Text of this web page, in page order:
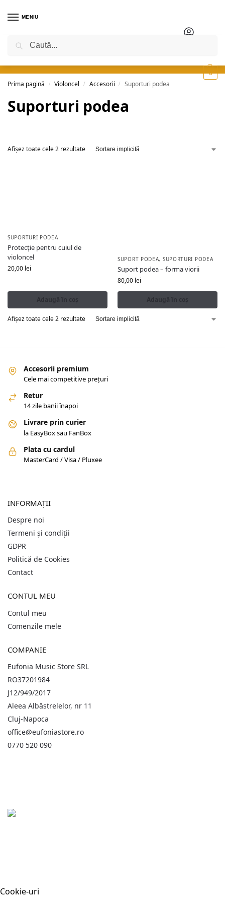
MENIU
0
Prima pagină
/ Violoncel / Accesorii / Suporturi podea
Suporturi podea
Afișez toate cele 2 rezultate
SUPORTURI PODEA
Protecție pentru cuiul de
violoncel
20,00 lei
Adaugă în coș
SUPORT PODEA, SUPORTURI PODEA
Suport podea – forma viorii
80,00 lei
Adaugă în coș
Afișez toate cele 2 rezultate
Accesorii premium
Cele mai competitive prețuri
Retur
14 zile banii înapoi
Livrare prin curier
la EasyBox sau FanBox
Plata cu cardul
MasterCard / Visa / Pluxee
INFORMAȚII
Despre noi
Termeni și condiții
GDPR
Politică de Cookies
Contact
CONTUL MEU
Contul meu
Comenzile mele
COMPANIE
Eufonia Music Store SRL
RO37201984
J12/949/2017
Aleea Albăstrelelor, nr 11
Cluj-Napoca
office@eufoniastore.ro
0770 520 090
Cookie-uri